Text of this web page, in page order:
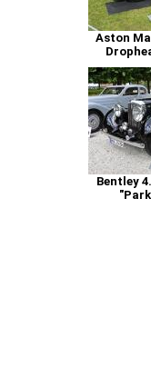
Aston
Bentley